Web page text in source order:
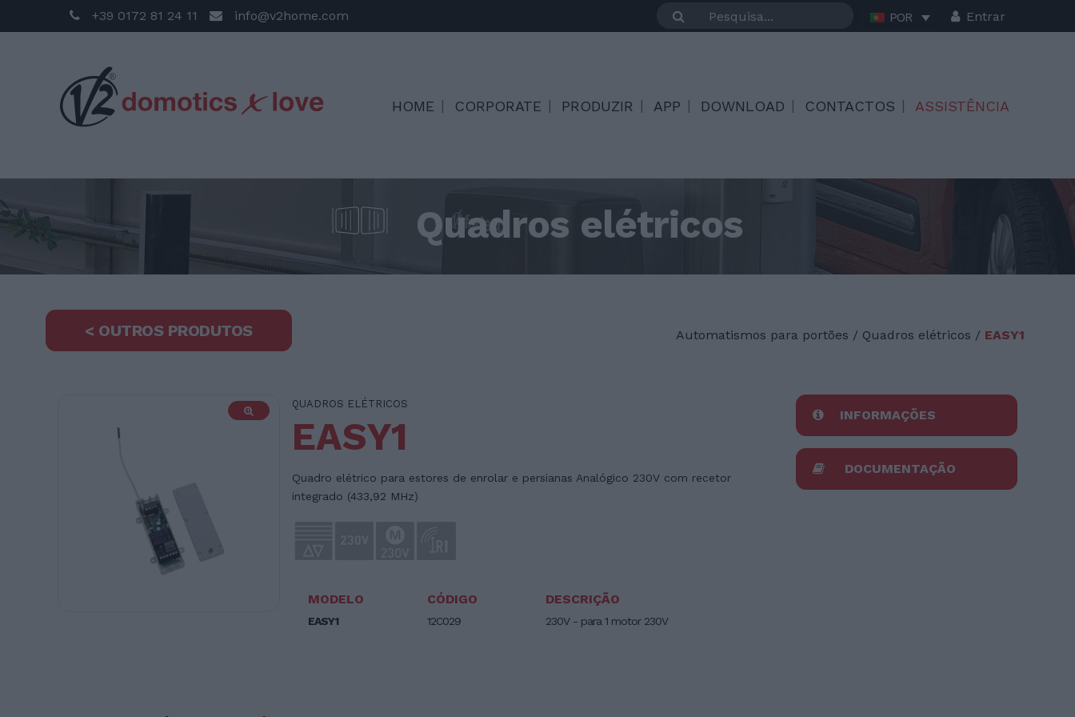
+39 0172 81 24 11 info@v2home.com POR Entrar
HOME CORPORATE PRODUZIR APP DOWNLOAD CONTACTOS ASSISTÊNCIA
Quadros elétricos
< OUTROS PRODUTOS Automatismos para portões / Quadros elétricos / EASY1
QUADROS ELÉTRICOS
EASY1
Quadro elétrico para estores de enrolar e persianas Analógico 230V com recetor
integrado (433,92 MHz)
MODELO CÓDIGO DESCRIÇÃO
EASY1 12C029 230V - para 1 motor 230V
INFORMAÇÕES
DOCUMENTAÇÃO